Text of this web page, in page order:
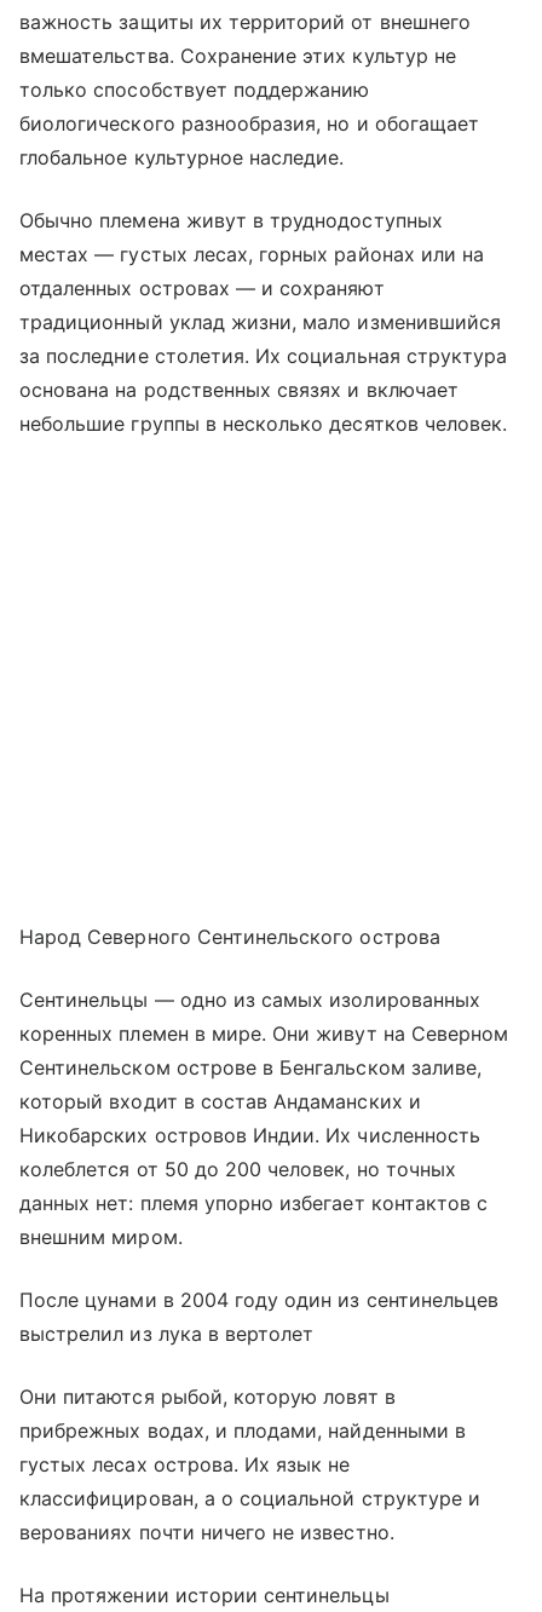
важность защиты их территорий от внешнего
вмешательства. Сохранение этих культур не
только способствует поддержанию
биологического разнообразия, но и обогащает
глобальное культурное наследие.
Обычно племена живут в труднодоступных
местах — густых лесах, горных районах или на
отдаленных островах — и сохраняют
традиционный уклад жизни, мало изменившийся
за последние столетия. Их социальная структура
основана на родственных связях и включает
небольшие группы в несколько десятков человек.
Народ Северного Сентинельского острова
Сентинельцы — одно из самых изолированных
коренных племен в мире. Они живут на Северном
Сентинельском острове в Бенгальском заливе,
который входит в состав Андаманских и
Никобарских островов Индии. Их численность
колеблется от 50 до 200 человек, но точных
данных нет: племя упорно избегает контактов с
внешним миром.
После цунами в 2004 году один из сентинельцев
выстрелил из лука в вертолет
Они питаются рыбой, которую ловят в
прибрежных водах, и плодами, найденными в
густых лесах острова. Их язык не
классифицирован, а о социальной структуре и
верованиях почти ничего не известно.
На протяжении истории сентинельцы